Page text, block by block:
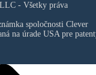
- Všetky práva
spoločnosti Clever
na úrade USA pre